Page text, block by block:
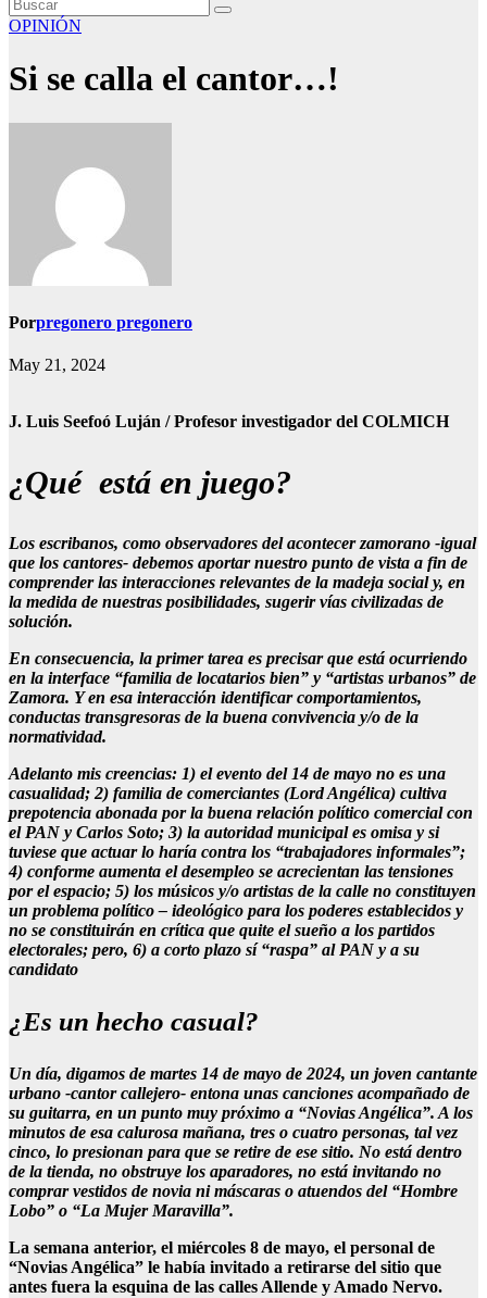
OPINIÓN
Si se calla el cantor…!
Porpregonero pregonero
May 21, 2024
J. Luis Seefoó Luján / Profesor investigador del COLMICH
¿Qué está en juego?
Los escribanos, como observadores del acontecer zamorano -igual
que los cantores- debemos aportar nuestro punto de vista a fin de
comprender las interacciones relevantes de la madeja social y, en
la medida de nuestras posibilidades, sugerir vías civilizadas de
solución.
En consecuencia, la primer tarea es precisar que está ocurriendo
en la interface “familia de locatarios bien” y “artistas urbanos” de
Zamora. Y en esa interacción identificar comportamientos,
conductas transgresoras de la buena convivencia y/o de la
normatividad.
Adelanto mis creencias: 1) el evento del 14 de mayo no es una
casualidad; 2) familia de comerciantes (Lord Angélica) cultiva
prepotencia abonada por la buena relación político comercial con
el PAN y Carlos Soto; 3) la autoridad municipal es omisa y si
tuviese que actuar lo haría contra los “trabajadores informales”;
4) conforme aumenta el desempleo se acrecientan las tensiones
por el espacio; 5) los músicos y/o artistas de la calle no constituyen
un problema político – ideológico para los poderes establecidos y
no se constituirán en crítica que quite el sueño a los partidos
electorales; pero, 6) a corto plazo sí “raspa” al PAN y a su
candidato
¿Es un hecho casual?
Un día, digamos de martes 14 de mayo de 2024, un joven cantante
urbano -cantor callejero- entona unas canciones acompañado de
su guitarra, en un punto muy próximo a “Novias Angélica”. A los
minutos de esa calurosa mañana, tres o cuatro personas, tal vez
cinco, lo presionan para que se retire de ese sitio. No está dentro
de la tienda, no obstruye los aparadores, no está invitando no
comprar vestidos de novia ni máscaras o atuendos del “Hombre
Lobo” o “La Mujer Maravilla”.
La semana anterior, el miércoles 8 de mayo, el personal de
“Novias Angélica” le había invitado a retirarse del sitio que
antes fuera la esquina de las calles Allende y Amado Nervo.